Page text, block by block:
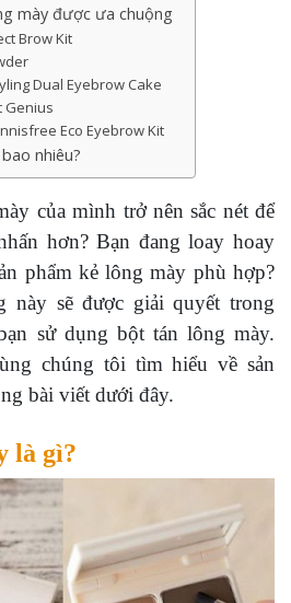
mày được ưa chuộng
Brow Kit
Dual Eyebrow Cake
Genius
Eco Eyebrow Kit
nhiêu?
của mình trở nên sắc nét để
hơn? Bạn đang loay hoay
phẩm kẻ lông mày phù hợp?
này sẽ được giải quyết trong
sử dụng bột tán lông mày.
chúng tôi tìm hiểu về sản
bài viết dưới đây.
là gì?